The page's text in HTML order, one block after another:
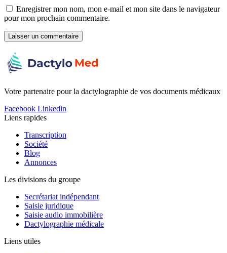
Enregistrer mon nom, mon e-mail et mon site dans le navigateur
pour mon prochain commentaire.
Votre partenaire pour la dactylographie de vos documents médicaux
Facebook Linkedin
Liens rapides
Transcription
Société
Blog
Annonces
Les divisions du groupe
Secrétariat indépendant
Saisie juridique
Saisie audio immobilière
Dactylographie médicale
Liens utiles